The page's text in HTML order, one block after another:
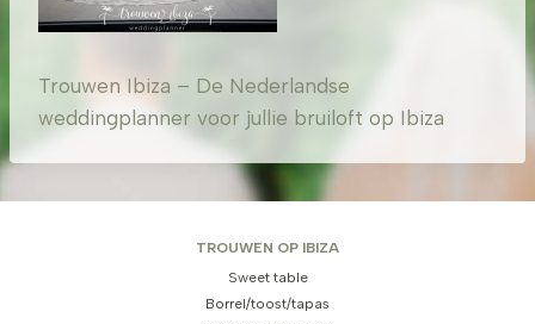
Trouwen Ibiza – De Nederlandse
weddingplanner voor jullie bruiloft op Ibiza
TROUWEN OP IBIZA
Sweet table
Borrel/toost/tapas